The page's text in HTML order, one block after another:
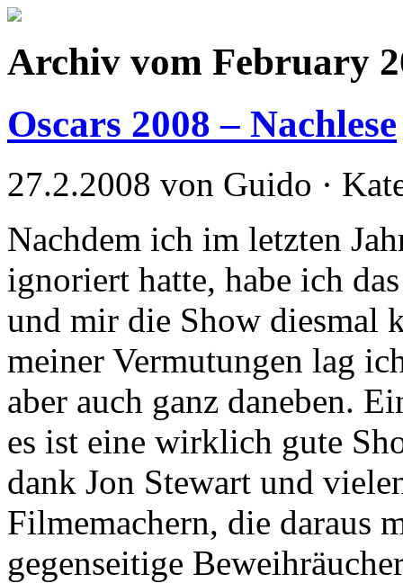
Archiv vom February
Oscars 2008 – Nachlese
27.2.2008 von Guido ·
Nachdem ich im letzten
ignoriert hatte, habe ich
und mir die Show diesmal
meiner Vermutungen lag
aber auch ganz daneben.
es ist eine wirklich gute
dank Jon Stewart und
Filmemachern, die daraus
gegenseitige